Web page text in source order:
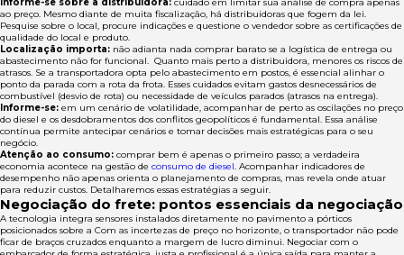
ao preço. Mesmo diante de muita fiscalização, há distribuidoras que fogem da lei.
Pesquise sobre o local, procure indicações e questione o vendedor sobre as certificações de
qualidade do local e produto.
Localização importa: não adianta nada comprar barato se a logística de entrega ou
abastecimento não for funcional. Quanto mais perto a distribuidora, menores os riscos de
atrasos. Se a transportadora opta pelo abastecimento em postos, é essencial alinhar o
ponto da parada com a rota da frota. Esses cuidados evitam gastos desnecessários de
combustível (desvio de rota) ou necessidade de veículos parados (atrasos na entrega).
Informe-se: em um cenário de volatilidade, acompanhar de perto as oscilações no preço
do diesel e os desdobramentos dos conflitos geopolíticos é fundamental. Essa análise
contínua permite antecipar cenários e tomar decisões mais estratégicas para o seu
negócio.
Atenção ao consumo: comprar bem é apenas o primeiro passo; a verdadeira
economia acontece na gestão de consumo de diesel. Acompanhar indicadores de
desempenho não apenas orienta o planejamento de compras, mas revela onde atuar
para reduzir custos. Detalharemos essas estratégias a seguir.
Negociação do frete: pontos essenciais da negociação
A tecnologia integra sensores instalados diretamente no pavimento a pórticos
posicionados sobre a Com as incertezas de preço no horizonte, o transportador não pode
ficar de braços cruzados enquanto a margem de lucro diminui. Negociar com o